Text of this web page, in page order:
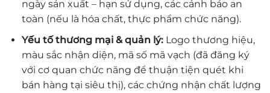
ngày sản xuất – hạn sử dụng, các cảnh báo an
toàn (nếu là hóa chất, thực phẩm chức năng).
Yếu tố thương mại & quản lý:Logo thương hiệu,
màu sắc nhận diện, mã số mã vạch (đã đăng ký
với cơ quan chức năng để thuận tiện quét khi
bán hàng tại siêu thị), các chứng nhận chất lượng